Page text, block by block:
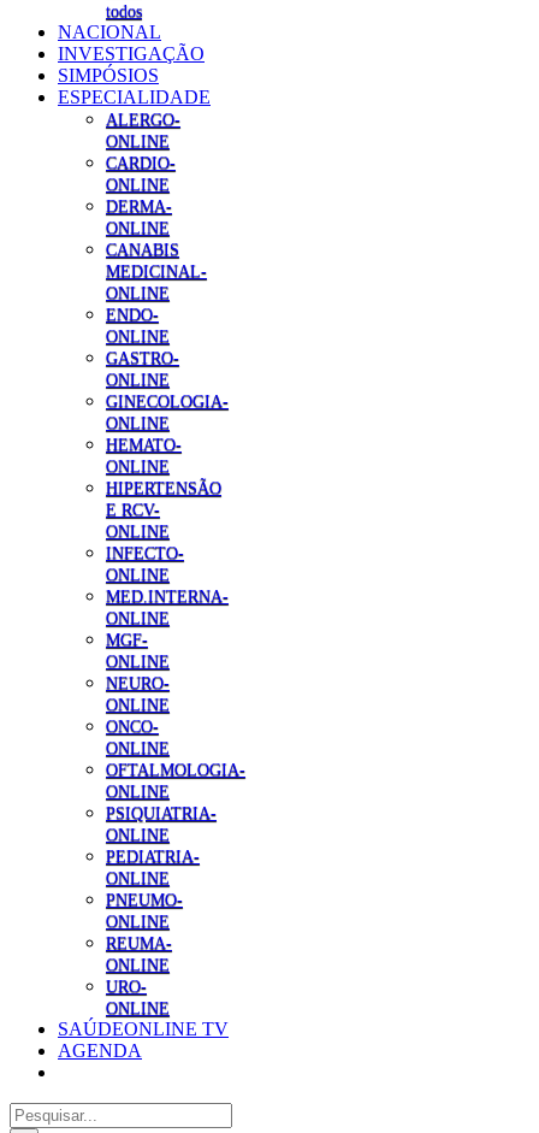
todos
NACIONAL
INVESTIGAÇÃO
SIMPÓSIOS
ESPECIALIDADE
ALERGO-
ONLINE
CARDIO-
ONLINE
DERMA-
ONLINE
CANABIS
MEDICINAL-
ONLINE
ENDO-
ONLINE
GASTRO-
ONLINE
GINECOLOGIA-
ONLINE
HEMATO-
ONLINE
HIPERTENSÃO
E RCV-
ONLINE
INFECTO-
ONLINE
MED.INTERNA-
ONLINE
MGF-
ONLINE
NEURO-
ONLINE
ONCO-
ONLINE
OFTALMOLOGIA-
ONLINE
PSIQUIATRIA-
ONLINE
PEDIATRIA-
ONLINE
PNEUMO-
ONLINE
REUMA-
ONLINE
URO-
ONLINE
SAÚDEONLINE TV
AGENDA
Pesquisar